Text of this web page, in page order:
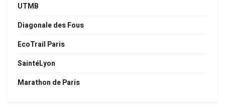
UTMB
Diagonale des Fous
EcoTrail Paris
SaintéLyon
Marathon de Paris